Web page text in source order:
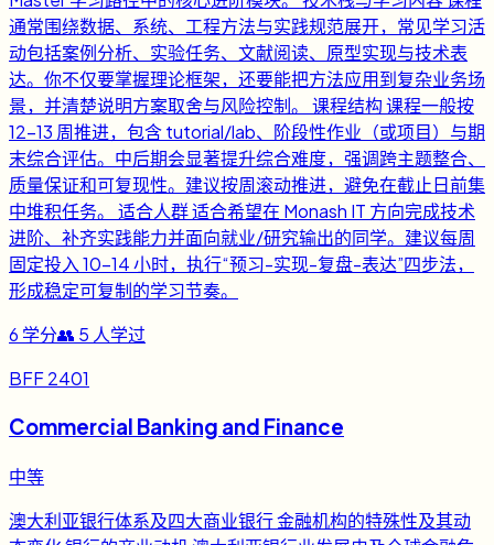
通常围绕数据、系统、工程方法与实践规范展开，常见学习活
动包括案例分析、实验任务、文献阅读、原型实现与技术表
达。你不仅要掌握理论框架，还要能把方法应用到复杂业务场
景，并清楚说明方案取舍与风险控制。 课程结构 课程一般按
12-13 周推进，包含 tutorial/lab、阶段性作业（或项目）与期
末综合评估。中后期会显著提升综合难度，强调跨主题整合、
质量保证和可复现性。建议按周滚动推进，避免在截止日前集
中堆积任务。 适合人群 适合希望在 Monash IT 方向完成技术
进阶、补齐实践能力并面向就业/研究输出的同学。建议每周
固定投入 10-14 小时，执行“预习-实现-复盘-表达”四步法，
形成稳定可复制的学习节奏。
6 学分👥 5 人学过
BFF 2401
Commercial Banking and Finance
中等
澳大利亚银行体系及四大商业银行 金融机构的特殊性及其动